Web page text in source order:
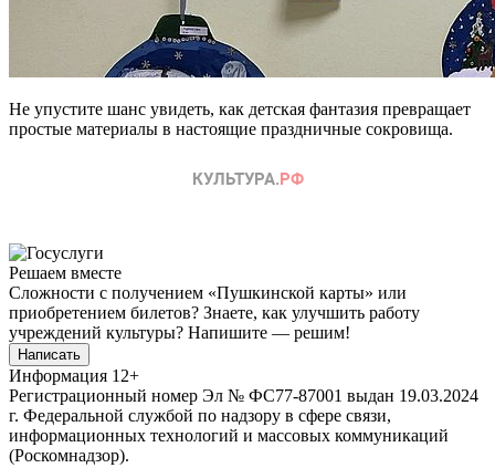
Не упустите шанс увидеть, как детская фантазия превращает
простые материалы в настоящие праздничные сокровища.
Решаем вместе
Сложности с получением «Пушкинской карты» или
приобретением билетов? Знаете, как улучшить работу
учреждений культуры? Напишите — решим!
Написать
Информация 12+
Регистрационный номер Эл № ФС77-87001 выдан 19.03.2024
г. Федеральной службой по надзору в сфере связи,
информационных технологий и массовых коммуникаций
(Роскомнадзор).